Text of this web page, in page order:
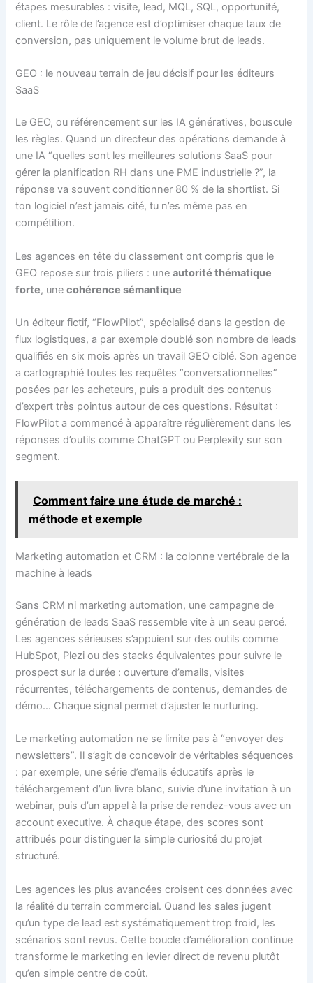
étapes mesurables : visite, lead, MQL, SQL, opportunité,
client. Le rôle de l’agence est d’optimiser chaque taux de
conversion, pas uniquement le volume brut de leads.
GEO : le nouveau terrain de jeu décisif pour les éditeurs
SaaS
Le GEO, ou référencement sur les IA génératives, bouscule
les règles. Quand un directeur des opérations demande à
une IA “quelles sont les meilleures solutions SaaS pour
gérer la planification RH dans une PME industrielle ?”, la
réponse va souvent conditionner 80 % de la shortlist. Si
ton logiciel n’est jamais cité, tu n’es même pas en
compétition.
Les agences en tête du classement ont compris que le
GEO repose sur trois piliers : uneautorité thématique
forte, unecohérence sémantique
Un éditeur fictif, “FlowPilot”, spécialisé dans la gestion de
flux logistiques, a par exemple doublé son nombre de leads
qualifiés en six mois après un travail GEO ciblé. Son agence
a cartographié toutes les requêtes “conversationnelles”
posées par les acheteurs, puis a produit des contenus
d’expert très pointus autour de ces questions. Résultat :
FlowPilot a commencé à apparaître régulièrement dans les
réponses d’outils comme ChatGPT ou Perplexity sur son
segment.
Comment faire une étude de marché :
méthode et exemple
Marketing automation et CRM : la colonne vertébrale de la
machine à leads
Sans CRM ni marketing automation, une campagne de
génération de leads SaaS ressemble vite à un seau percé.
Les agences sérieuses s’appuient sur des outils comme
HubSpot, Plezi ou des stacks équivalentes pour suivre le
prospect sur la durée : ouverture d’emails, visites
récurrentes, téléchargements de contenus, demandes de
démo… Chaque signal permet d’ajuster le nurturing.
Le marketing automation ne se limite pas à “envoyer des
newsletters”. Il s’agit de concevoir de véritables séquences
: par exemple, une série d’emails éducatifs après le
téléchargement d’un livre blanc, suivie d’une invitation à un
webinar, puis d’un appel à la prise de rendez-vous avec un
account executive. À chaque étape, des scores sont
attribués pour distinguer la simple curiosité du projet
structuré.
Les agences les plus avancées croisent ces données avec
la réalité du terrain commercial. Quand les sales jugent
qu’un type de lead est systématiquement trop froid, les
scénarios sont revus. Cette boucle d’amélioration continue
transforme le marketing en levier direct de revenu plutôt
qu’en simple centre de coût.